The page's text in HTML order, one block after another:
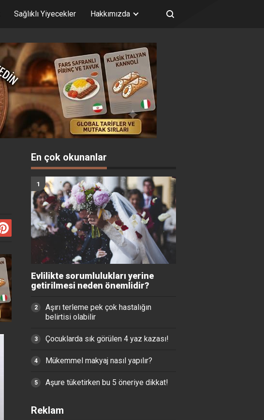
Sağlıklı Yiyecekler Hakkımızda
En çok okunanlar
Evlilikte sorumlulukları yerine
getirilmesi neden önemlidir?
Aşırı terleme pek çok hastalığın
belirtisi olabilir
Çocuklarda sık görülen 4 yaz kazası!
Mükemmel makyaj nasıl yapılır?
Aşure tüketirken bu 5 öneriye dikkat!
Reklam